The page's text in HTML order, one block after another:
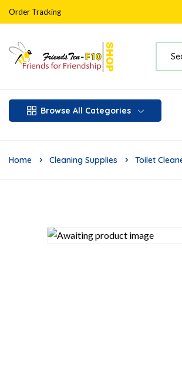
Order Tracking
Browse All Categories
Home Cleaning Supplies Toilet